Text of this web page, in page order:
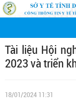
Tài liệu Hội
2023 và triển
18/01/2024 11:31